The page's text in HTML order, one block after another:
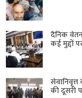
दैनिक
कई मुद्दों
की दूसरी